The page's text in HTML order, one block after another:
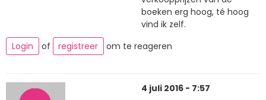
boeken erg hoog, té hoog
vind ik zelf.
Login
of registreer om te reageren
4 juli 2016 - 7:57